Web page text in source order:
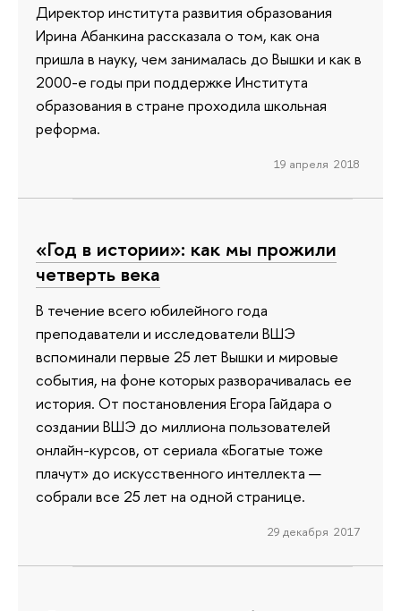
Директор института развития образования
Ирина Абанкина рассказала о том, как она
пришла в науку, чем занималась до Вышки и как в
2000-е годы при поддержке Института
образования в стране проходила школьная
реформа.
19 апреля 2018
«Год в истории»: как мы прожили
четверть века
В течение всего юбилейного года
преподаватели и исследователи ВШЭ
вспоминали первые 25 лет Вышки и мировые
события, на фоне которых разворачивалась ее
история. От постановления Егора Гайдара о
создании ВШЭ до миллиона пользователей
онлайн-курсов, от сериала «Богатые тоже
плачут» до искусственного интеллекта —
собрали все 25 лет на одной странице.
29 декабря 2017